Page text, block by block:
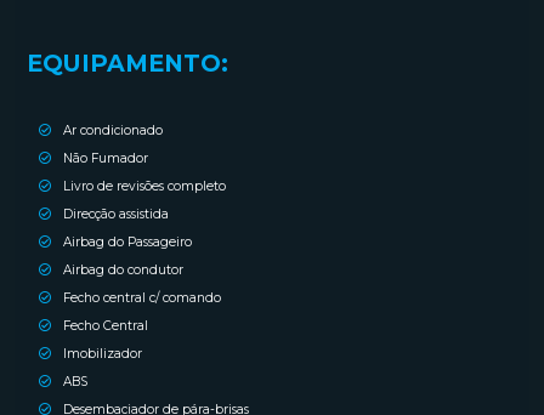
EQUIPAMENTO:
Ar condicionado
Não Fumador
Livro de revisões completo
Direcção assistida
Airbag do Passageiro
Airbag do condutor
Fecho central c/ comando
Fecho Central
Imobilizador
ABS
Desembaciador de pára-brisas